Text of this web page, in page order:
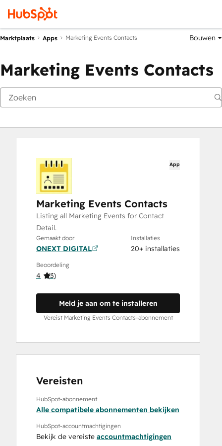
Marktplaats Apps Marketing Events Contacts Bouwen
Marketing Events Contacts
App
Marketing Events Contacts
Listing all Marketing Events for Contact
Detail.
Gemaakt door
ONEXT DIGITAL
Installaties
20+ installaties
Beoordeling
4 (3)
Meld je aan om te installeren
Vereist Marketing Events Contacts-abonnement
Vereisten
HubSpot-abonnement
Alle compatibele abonnementen bekijken
HubSpot-accountmachtigingen
Bekijk de vereiste accountmachtigingen